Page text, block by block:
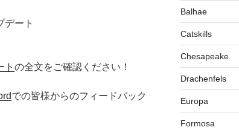
ート
ト の全文をご確認ください！
での皆様からのフィードバック
Balhae
Catskills
Chesapeake
Drachenfels
Europa
Formosa